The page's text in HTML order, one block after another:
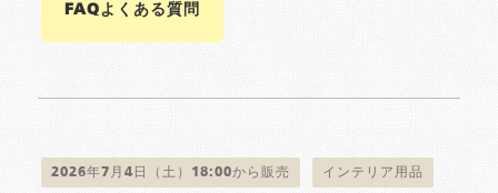
FAQよくある質問
2026年7月4日（土）18:00から販売 インテリア用品